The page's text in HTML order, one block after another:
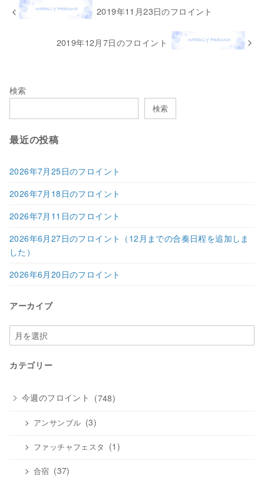
2019年11月23日のフロイント
2019年12月7日のフロイント
検索
検索
最近の投稿
2026年7月25日のフロイント
2026年7月18日のフロイント
2026年7月11日のフロイント
2026年6月27日のフロイント（12月までの合奏日程を追加しま
した）
2026年6月20日のフロイント
アーカイブ
ア
ー
イ
カテゴリー
今週のフロイント (748)
アンサンブル (3)
ファッチャフェスタ (1)
合宿 (37)